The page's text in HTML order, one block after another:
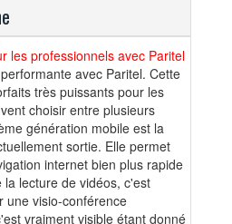
les professionnels avec Paritel
avec Paritel. Cette
très puissants pour les
choisir entre plusieurs
génération mobile est la
sortie. Elle permet
internet bien plus rapide
lecture de vidéos, c'est
une visio-conférence
vraiment visible étant donné